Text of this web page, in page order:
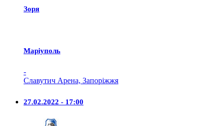
Зоря
Маріуполь
-
Славутич Арена, Запоріжжя
27.02.2022 - 17:00